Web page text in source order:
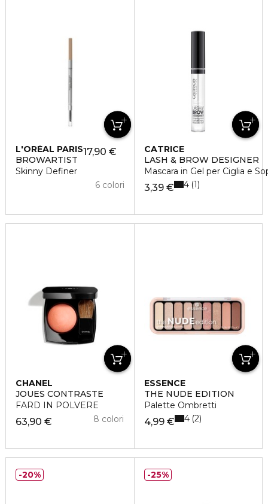
L'ORÉAL PARIS
BROWARTIST
Skinny Definer
17,90 €
6 colori
CATRICE
LASH & BROW DESIGNER
Mascara in Gel per Ciglia e
3,39 € 4 1
CHANEL
JOUES CONTRASTE
FARD IN POLVERE
63,90 € 8 colori
ESSENCE
THE NUDE EDITION
Palette Ombretti
4,99 € 4 2
20% 25%